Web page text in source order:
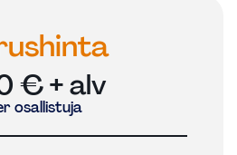
€ + alv
osallistuja